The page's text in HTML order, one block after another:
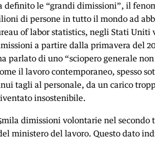
definito le “grandi dimissioni”, il
di persone in tutto il mondo ad
of labor statistics, negli Stati
a partire dalla primavera del
parlato di uno “sciopero generale
il lavoro contemporaneo, spesso
tagli al personale, da un carico
insostenibile.
dimissioni volontarie nel secondo
ministero del lavoro. Questo dato